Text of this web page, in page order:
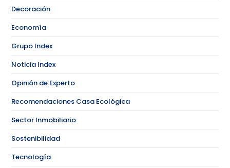
Decoración
Economía
Grupo Index
Noticia Index
Opinión de Experto
Recomendaciones Casa Ecológica
Sector Inmobiliario
Sostenibilidad
Tecnología